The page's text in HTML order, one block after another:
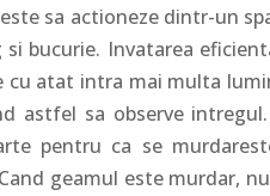
sa actioneze dintr-un
bucurie. Invatarea
cu atat intra mai multa
astfel sa observe
pentru ca se
geamul este murdar,